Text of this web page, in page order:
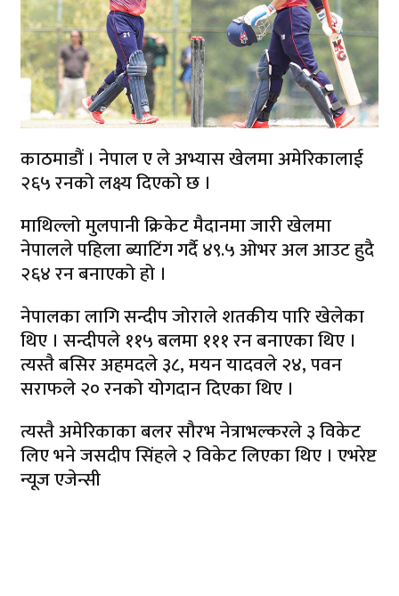
काठमाडौं । नेपाल ए ले अभ्यास खेलमा अमेरिकालाई
२६५ रनको लक्ष्य दिएको छ ।
माथिल्लो मुलपानी क्रिकेट मैदानमा जारी खेलमा
नेपालले पहिला ब्याटिंग गर्दै ४९.५ ओभर अल आउट हुदै
२६४ रन बनाएको हो ।
नेपालका लागि सन्दीप जोराले शतकीय पारि खेलेका
थिए । सन्दीपले ११५ बलमा १११ रन बनाएका थिए ।
त्यस्तै बसिर अहमदले ३८, मयन यादवले २४, पवन
सराफले २० रनको योगदान दिएका थिए ।
त्यस्तै अमेरिकाका बलर सौरभ नेत्राभल्करले ३ विकेट
लिए भने जसदीप सिंहले २ विकेट लिएका थिए । एभरेष्ट
न्यूज एजेन्सी